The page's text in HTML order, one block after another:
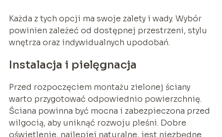
Każda z tych opcji ma swoje zalety i wady. Wybór
powinien zależeć od dostępnej przestrzeni, stylu
wnętrza oraz indywidualnych upodobań.
Instalacja i pielęgnacja
Przed rozpoczęciem montażu zielonej ściany
warto przygotować odpowiednio powierzchnię.
Ściana powinna być mocna i zabezpieczona przed
wilgocią, aby uniknąć rozwoju pleśni. Dobre
oświetlenie, najlepiej naturalne, jest niezbędne